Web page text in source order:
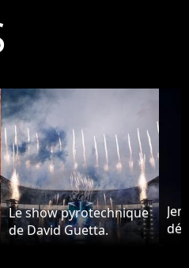
Le show pyrotechnique
de David Guetta.